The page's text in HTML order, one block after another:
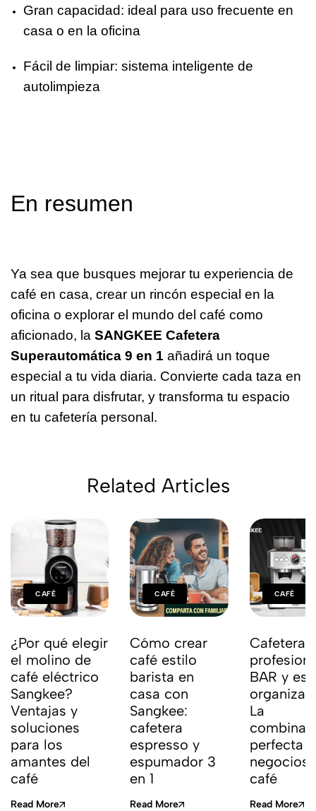
Gran capacidad: ideal para uso frecuente en
casa o en la oficina
Fácil de limpiar: sistema inteligente de
autolimpieza
En resumen
Ya sea que busques mejorar tu experiencia de
café en casa, crear un rincón especial en la
oficina o explorar el mundo del café como
aficionado, la SANGKEE Cafetera
Superautomática 9 en 1 añadirá un toque
especial a tu vida diaria. Convierte cada taza en
un ritual para disfrutar, y transforma tu espacio
en tu cafetería personal.
Related Articles
CAFÉ
¿Por qué elegir
el molino de
café eléctrico
Sangkee?
Ventajas y
soluciones
para los
amantes del
café
Read More
CAFÉ
Cómo crear
café estilo
barista en
casa con
Sangkee:
cafetera
espresso y
espumador 3
en 1
Read More
CAFÉ
Cafetera
BAR y
La
perfecta
negocios
café
Read More